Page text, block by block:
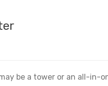
be a tower or an all-in-